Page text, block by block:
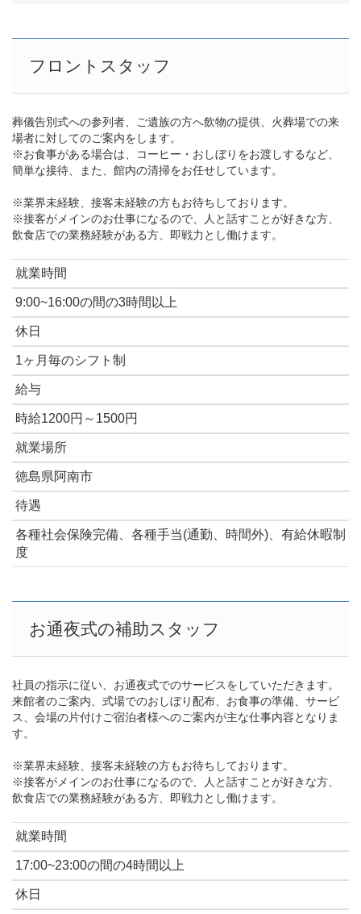
フロントスタッフ
葬儀告別式への参列者、ご遺族の方へ飲物の提供、火葬場での来
場者に対してのご案内をします。
※お食事がある場合は、コーヒー・おしぼりをお渡しするなど、
簡単な接待、また、館内の清掃をお任せしています。
※業界未経験、接客未経験の方もお待ちしております。
※接客がメインのお仕事になるので、人と話すことが好きな方、
飲食店での業務経験がある方、即戦力とし働けます。
就業時間
9:00~16:00の間の3時間以上
休日
1ヶ月毎のシフト制
給与
時給1200円～1500円
就業場所
徳島県阿南市
待遇
各種社会保険完備、各種手当(通勤、時間外)、有給休暇制
度
お通夜式の補助スタッフ
社員の指示に従い、お通夜式でのサービスをしていただきます。
来館者のご案内、式場でのおしぼり配布、お食事の準備、サービ
ス、会場の片付けご宿泊者様へのご案内が主な仕事内容となりま
す。
※業界未経験、接客未経験の方もお待ちしております。
※接客がメインのお仕事になるので、人と話すことが好きな方、
飲食店での業務経験がある方、即戦力とし働けます。
就業時間
17:00~23:00の間の4時間以上
休日